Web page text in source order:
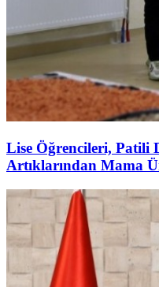
Lise Öğrencileri, Patili
Artıklarından Mama